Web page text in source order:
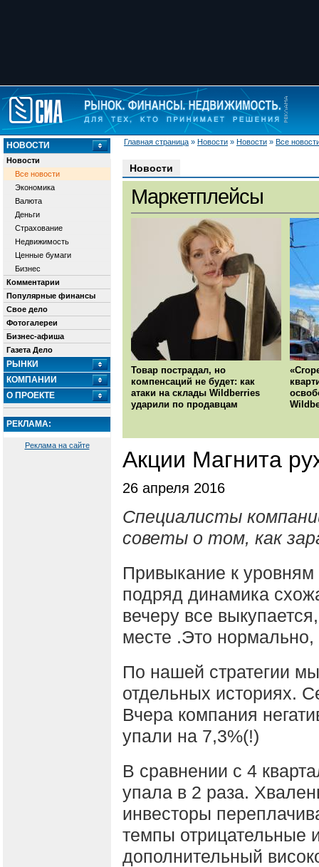
Главная страница » Новости » Новости » Все
НОВОСТИ
Новости
Все новости
Экономика
Валюта
Деньги
Страхование
Недвижимость
Ценные бумаги
Бизнес
Комментарии
Популярные финансы
Свое дело
Фотогалереи
Бизнес-афиша
Газета Дело
РЫНКИ
КОМПАНИИ
О ПРОЕКТЕ
РЕКЛАМА:
Реклама на сайте
Новости
Маркетплейсы
Товар пострадал, но
компенсаций не будет: как
атаки на склады Wildberries
ударили по продавцам
Акции Магнита
26 апреля 2016
Специалисты
советы о том, как
Привыкание к
подряд динамика
вечеру все
месте .Это
По нашей стратегии
отдельных историях.
Вчера компания
упали на 7,3%(!)
В сравнении с 4
упала в 2 раза.
инвесторы
темпы отрицательные
дополнительный